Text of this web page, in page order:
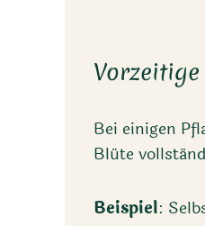
Bei einigen
Blüte
Beispiel: